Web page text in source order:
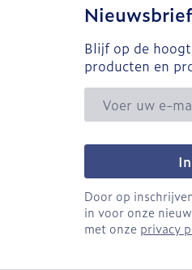
Nieuwsbrief
Blijf op de
producten en
E-mail adres
Door op
in voor onze
met onze privacy